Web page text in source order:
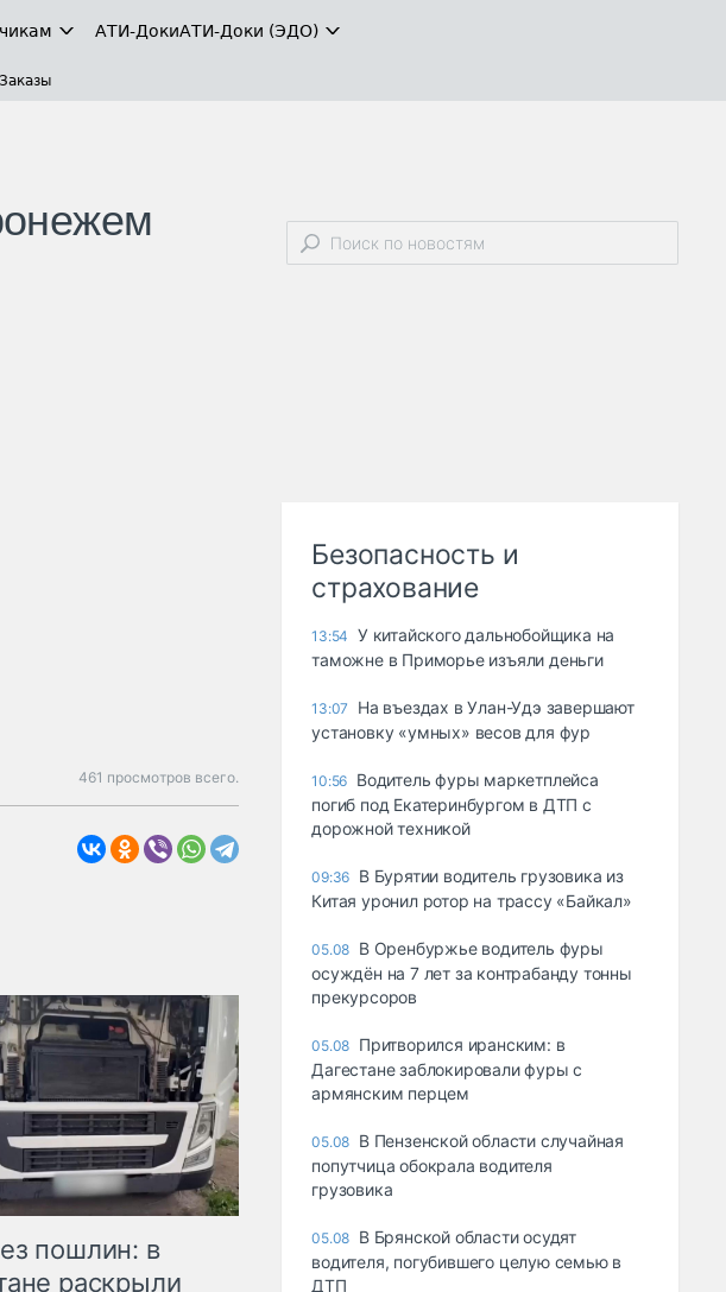
АТИ-ДокиАТИ-Доки (ЭДО)
Заказы
461 просмотров всего.
пошлин: в
раскрыли
Безопасность и
страхование
13:54
У китайского дальнобойщика на
таможне в Приморье изъяли деньги
13:07
Ha въeздax в Улaн-Удэ зaвepшaют
ycтaнoвкy «yмныx» вecoв для фyp
10:56 Водитель фуры маркетплейса
погиб под Екатеринбургом в ДТП с
дорожной техникой
09:36 В Бурятии водитель грузовика из
Китая уронил ротор на трассу «Байкал»
05.08 В Оренбуржье водитель фуры
осуждён на 7 лет за контрабанду тонны
прекурсоров
05.08 Притворился иранским: в
Дагестане заблокировали фуры с
армянским перцем
05.08 В Пензенской области случайная
попутчица обокрала водителя
грузовика
05.08 В Брянской области осудят
водителя, погубившего целую семью в
ДТП